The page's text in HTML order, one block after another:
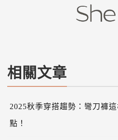
相關文章
2025秋季穿搭趨勢：彎刀褲
點！